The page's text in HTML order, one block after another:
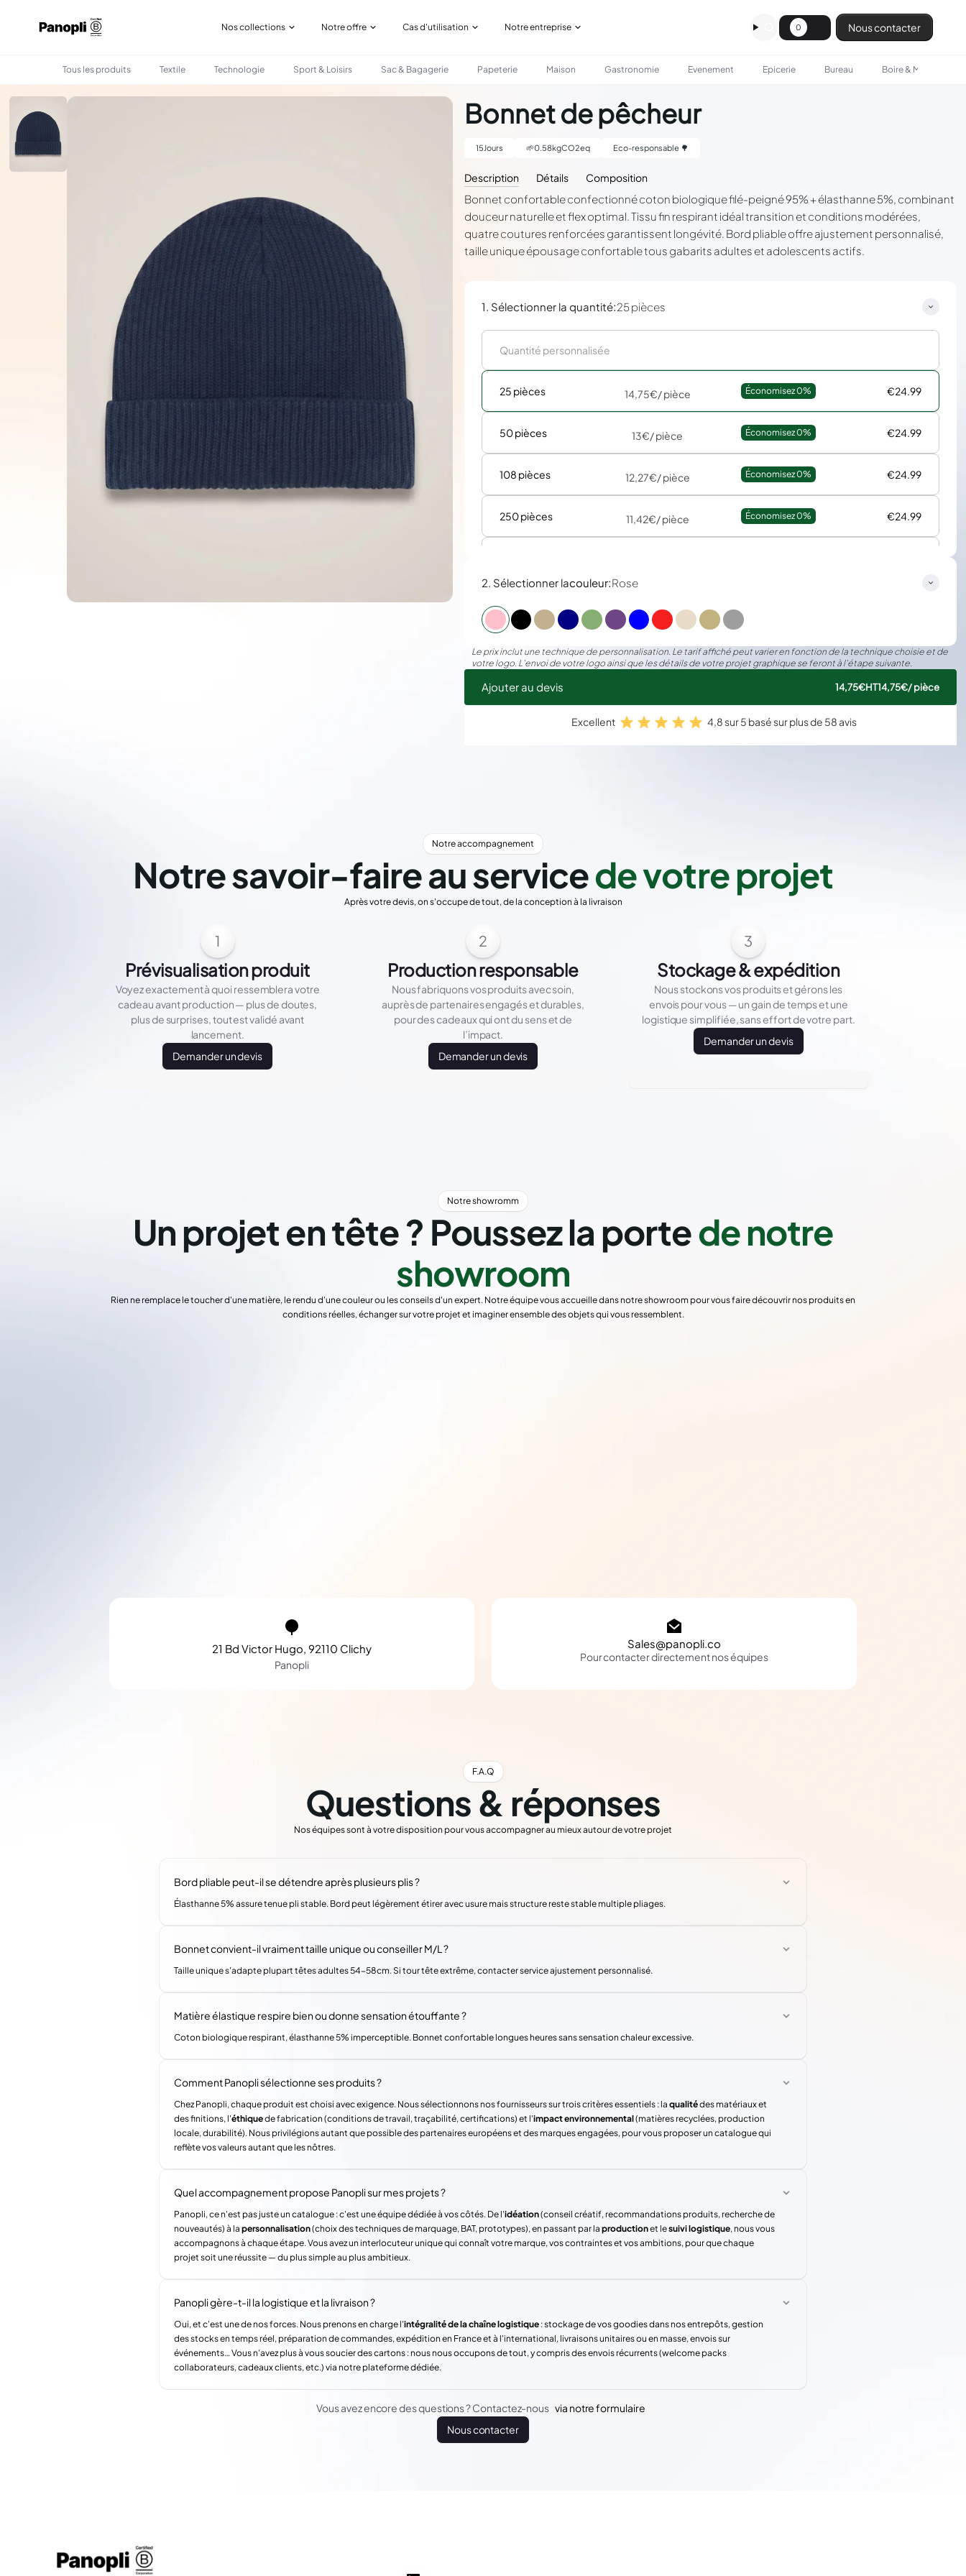
Nos collections Notre offre Cas d'utilisation Notre entreprise 0 Nous contacter
Tous les produits Textile Technologie Sport & Loisirs Sac & Bagagerie Papeterie Maison Gastronomie Evenement Epicerie Bureau Boire & Manger
TEXTILE
Bonnet de pêcheur
15 Jours 🌱0.58kgCO2eq Eco-responsable 🌳
Description Détails Composition
Bonnet confortable confectionné coton biologique filé-peigné 95% + élasthanne 5%, combinant
douceur naturelle et flex optimal. Tissu fin respirant idéal transition et conditions modérées,
quatre coutures renforcées garantissent longévité. Bord pliable offre ajustement personnalisé,
taille unique épousage confortable tous gabarits adultes et adolescents actifs.
1. Sélectionner la quantité:25 pièces
25 pièces 14,75€/ pièce Économisez 0% €24.99
50 pièces 13€/ pièce Économisez 0% €24.99
108 pièces 12,27€/ pièce Économisez 0% €24.99
250 pièces 11,42€/ pièce Économisez 0% €24.99
2. Sélectionner lacouleur:Rose
Le prix inclut une technique de personnalisation. Le tarif affiché peut varier en fonction de la technique choisie et de
votre logo. L’envoi de votre logo ainsi que les détails de votre projet graphique se feront à l’étape suivante.
Ajouter au devis 14,75€HT14,75€/ pièce
Excellent 4,8 sur 5 basé sur plus de 58 avis
Notre accompagnement
Notre savoir-faire au servicede votre projet
Après votre devis, on s'occupe de tout, de la conception à la livraison
1
Prévisualisation produit
Voyez exactement à quoi ressemblera votre
cadeau avant production — plus de doutes,
plus de surprises, tout est validé avant
lancement.
Demander un devis
2
Production responsable
Nous fabriquons vos produits avec soin,
auprès de partenaires engagés et durables,
pour des cadeaux qui ont du sens et de
l’impact.
Demander un devis
3
Stockage & expédition
Nous stockons vos produits et gérons les
envois pour vous — un gain de temps et une
logistique simplifiée, sans effort de votre part.
Demander un devis
Notre showromm
Un projet en tête ? Poussez la portede notre
showroom
Rien ne remplace le toucher d'une matière, le rendu d'une couleur ou les conseils d'un expert. Notre équipe vous accueille dans notre showroom pour vous faire découvrir nos produits en
conditions réelles, échanger sur votre projet et imaginer ensemble des objets qui vous ressemblent.
21 Bd Victor Hugo, 92110 Clichy
Panopli
Sales@panopli.co
Pour contacter directement nos équipes
F.A.Q
Questions & réponses
Nos équipes sont à votre disposition pour vous accompagner au mieux autour de votre projet
Bord pliable peut-il se détendre après plusieurs plis ?
Élasthanne 5% assure tenue pli stable. Bord peut légèrement étirer avec usure mais structure reste stable multiple pliages.
Bonnet convient-il vraiment taille unique ou conseiller M/L ?
Taille unique s'adapte plupart têtes adultes 54-58cm. Si tour tête extrême, contacter service ajustement personnalisé.
Matière élastique respire bien ou donne sensation étouffante ?
Coton biologique respirant, élasthanne 5% imperceptible. Bonnet confortable longues heures sans sensation chaleur excessive.
Comment Panopli sélectionne ses produits ?
Chez Panopli, chaque produit est choisi avec exigence. Nous sélectionnons nos fournisseurs sur trois critères essentiels : la qualitédes matériaux et
des finitions, l'éthiquede fabrication (conditions de travail, traçabilité, certifications) et l'impact environnemental(matières recyclées, production
locale, durabilité). Nous privilégions autant que possible des partenaires européens et des marques engagées, pour vous proposer un catalogue qui
reflète vos valeurs autant que les nôtres.
Quel accompagnement propose Panopli sur mes projets ?
Panopli, ce n'est pas juste un catalogue : c'est une équipe dédiée à vos côtés. De l'idéation(conseil créatif, recommandations produits, recherche de
nouveautés) à la personnalisation(choix des techniques de marquage, BAT, prototypes), en passant par la productionet lesuivi logistique, nous vous
accompagnons à chaque étape. Vous avez un interlocuteur unique qui connaît votre marque, vos contraintes et vos ambitions, pour que chaque
projet soit une réussite — du plus simple au plus ambitieux.
Panopli gère-t-il la logistique et la livraison ?
Oui, et c'est une de nos forces. Nous prenons en charge l'intégralité de la chaîne logistique : stockage de vos goodies dans nos entrepôts, gestion
des stocks en temps réel, préparation de commandes, expédition en France et à l'international, livraisons unitaires ou en masse, envois sur
événements… Vous n'avez plus à vous soucier des cartons : nous nous occupons de tout, y compris des envois récurrents (welcome packs
collaborateurs, cadeaux clients, etc.) via notre plateforme dédiée.
Vous avez encore des questions ? Contactez-nous via notre formulaire
Nous contacter